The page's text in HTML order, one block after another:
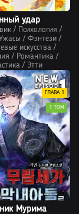
удар
/ Психология /
/ Фэнтези/
искусства/
/ Романтика /
/ Этти
Мурима
ГЛАВА 1
1 ТОМ